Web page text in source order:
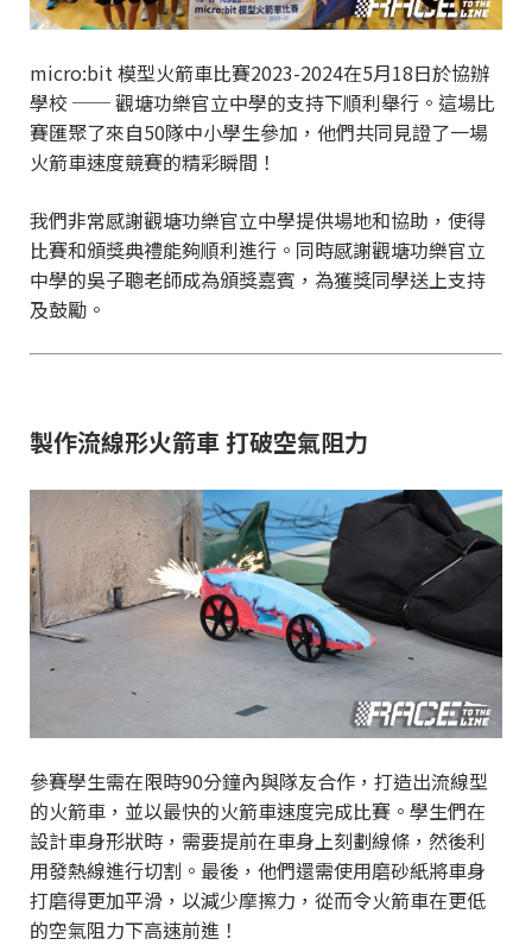
micro:bit 模型火箭車比賽2023-2024在5月18日於協辦
學校 ── 觀塘功樂官立中學的支持下順利舉行。這場比
賽匯聚了來自50隊中小學生參加，他們共同見證了一場
火箭車速度競賽的精彩瞬間！
我們非常感謝觀塘功樂官立中學提供場地和協助，使得
比賽和頒獎典禮能夠順利進行。同時感謝觀塘功樂官立
中學的吳子聰老師成為頒獎嘉賓，為獲獎同學送上支持
及鼓勵。
製作流線形火箭車 打破空氣阻力
參賽學生需在限時90分鐘內與隊友合作，打造出流線型
的火箭車，並以最快的火箭車速度完成比賽。學生們在
設計車身形狀時，需要提前在車身上刻劃線條，然後利
用發熱線進行切割。最後，他們還需使用磨砂紙將車身
打磨得更加平滑，以減少摩擦力，從而令火箭車在更低
的空氣阻力下高速前進！
En